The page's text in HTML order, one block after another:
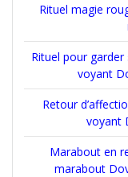
Rituel magie
Rituel pour
voyant
Retour
voyant
Marabout en
marabout